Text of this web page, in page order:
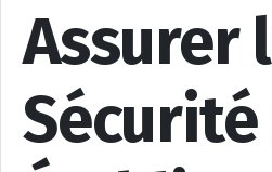
Assurer
Sécurité